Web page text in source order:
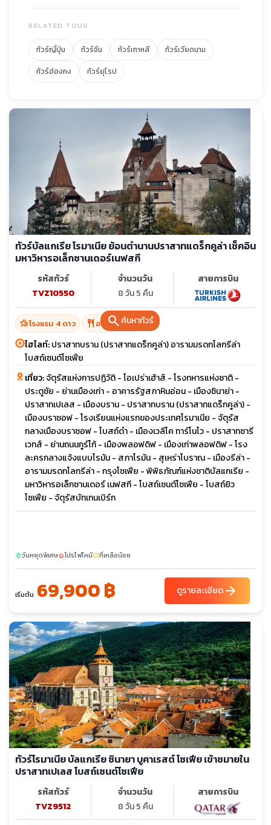
searchค้นหาทัวร์
RELATED TOUR
ทัวร์ญี่ปุ่น ทัวร์จีน ทัวร์เกาหลี
ทัวร์เวียดนาม
ทัวร์ฮ่องกง
ทัวร์ยุโรป
ทัวร์บัลแกเรีย โรมาเนีย ย้อนตำนานปราสาทแดร็กคูล่า เช็คอิน
มหาวิหารอเล็กซานเดอร์เนฟสกี
รหัสทัวร์
TVZ10550
จำนวนวัน
8 วัน 5 คืน
สายการบิน
hotel_classโรงแรม 4 ดาว restaurant อาหาร 16 มื้อ
ไฮไลท์:ปราสาทบราน (ปราสาทแดร็กคูล่า) อารามมรดกโลกรีล่า
โบสถ์เซนต์โซเฟีย
เที่ยว:จัตุรัสแห่งการปฏิวัติ - โอเปร่าเฮ้าส์ - โรงทหารแห่งชาติ -
ประตูชัย - ย่านเมืองเก่า - อาคารรัฐสภาหินอ่อน - เมืองซินาย่า -
ปราสาทเปเลส - เมืองบราน - ปราสาทบราน (ปราสาทแดร็กคูล่า) -
เมืองบราซอฟ - โรงเรียนแห่งแรกของประเทศโรมาเนีย - จัตุรัส
กลางเมืองบราซอฟ - โบสถ์ดำ - เมืองเวลีโค ทาร์โนโว - ปราสาทซารี
เวทส์ - ย่านถนนกูร์โก้ - เมืองพลอฟดิฟ - เมืองเก่าพลอฟดิฟ - โรง
ละครกลางแจ้งแบบโรมัน - สภาโรมัน - สุเหร่าโบราณ - เมืองรีล่า -
อารามมรดกโลกรีล่า - กรุงโซเฟีย - พิพิธภัณฑ์แห่งชาติบัลแกเรีย -
มหาวิหารอเล็กซานเดอร์ เนฟสกี - โบสถ์เซนต์โซเฟีย - โบสถ์ยิว
โซเฟีย - จัตุรัสบัทเทนเบิร์ก
sunnyวันหยุดพิเศษlocal_fire_departmentโปรไฟไหม้confirmation_numberที่เหลือน้อย
เริ่มต้น 69,900 ฿ ดูรายละเอียดarrow_forward
ทัวร์โรมาเนีย บัลแกเรีย ซินายา บูคาเรสต์ โซเฟีย เข้าชมายใน
ปราสาทเปเลส โบสถ์เซนต์โซเฟีย
รหัสทัวร์
TVZ9512
จำนวนวัน
8 วัน 5 คืน
สายการบิน